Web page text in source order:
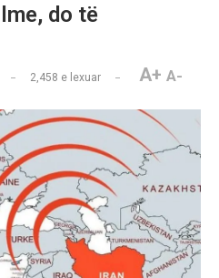
do të
2,458 e lexuar A+ A-